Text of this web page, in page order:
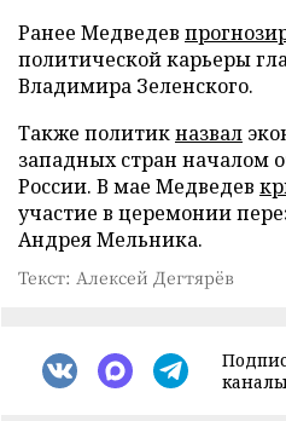
Ранее Медведев
политической карьеры
Владимира Зеленского.
Также политикназвал
западных стран началом
России. В мае Медведев
участие в церемонии
Андрея Мельника.
Текст: Алексей Дегтярёв